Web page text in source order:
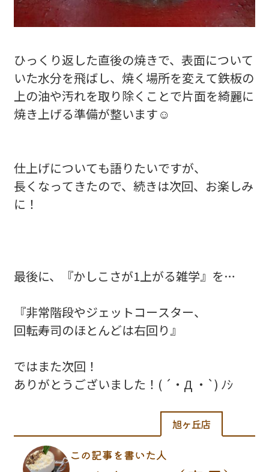
ひっくり返した直後の焼きで、表面について
いた水分を飛ばし、焼く場所を変えて鉄板の
上の油や汚れを取り除くことで片面を綺麗に
焼き上げる準備が整います☺️
仕上げについても語りたいですが、
長くなってきたので、続きは次回、お楽しみ
に！
最後に、『かしこさが1上がる雑学』を…
『非常階段やジェットコースター、
回転寿司のほとんどは右回り』
ではまた次回！
ありがとうございました！( ´・Д ・`) ﾉｼ
旭ヶ丘店
この記事を書いた人